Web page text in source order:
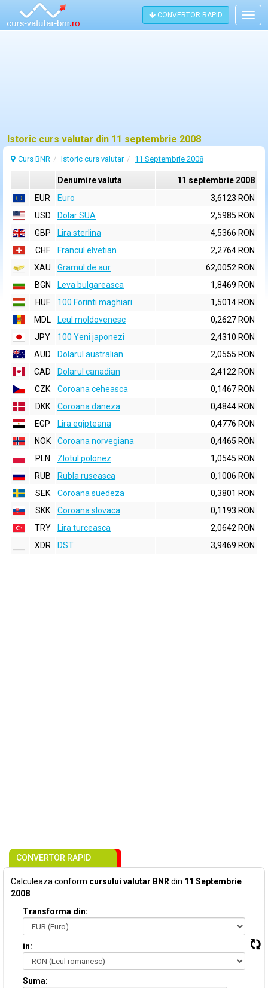
CONVERTOR RAPID
Istoric curs valutar din 11 septembrie 2008
Curs BNR Istoric curs valutar 11 Septembrie 2008
Denumire valuta
11 septembrie 2008
EUR
Euro
3,6123 RON
USD
Dolar SUA
2,5985 RON
GBP
Lira sterlina
4,5366 RON
CHF
Francul elvetian
2,2764 RON
XAU
Gramul de aur
62,0052 RON
BGN
Leva bulgareasca
1,8469 RON
HUF
100 Forinti maghiari
1,5014 RON
MDL
Leul moldovenesc
0,2627 RON
JPY
100 Yeni japonezi
2,4310 RON
AUD
Dolarul australian
2,0555 RON
CAD
Dolarul canadian
2,4122 RON
CZK
Coroana ceheasca
0,1467 RON
DKK
Coroana daneza
0,4844 RON
EGP
Lira egipteana
0,4776 RON
NOK
Coroana norvegiana
0,4465 RON
PLN
Zlotul polonez
1,0545 RON
RUB
Rubla ruseasca
0,1006 RON
SEK
Coroana suedeza
0,3801 RON
SKK
Coroana slovaca
0,1193 RON
TRY
Lira turceasca
2,0642 RON
XDR
DST 3,9469 RON
CONVERTOR RAPID
Calculeaza conform cursului valutar BNR din 11 Septembrie
2008:
Transforma din:
in:
Suma: